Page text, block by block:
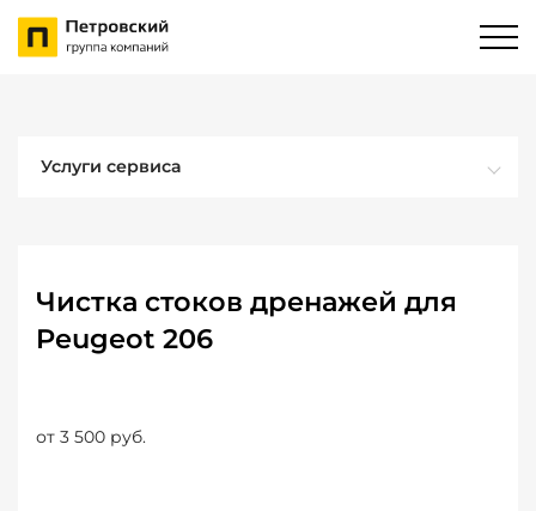
Услуги сервиса
Чистка стоков дренажей для
Peugeot 206
от 3 500 руб.